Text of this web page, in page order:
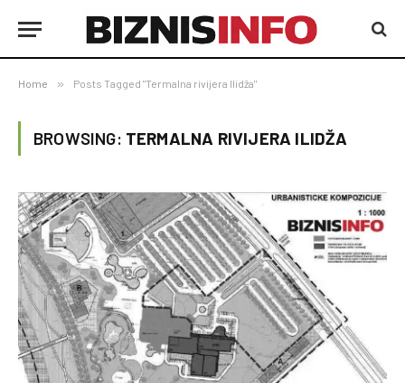
Home » Posts Tagged "Termalna rivijera Ilidža"
BROWSING: TERMALNA RIVIJERA ILIDŽA